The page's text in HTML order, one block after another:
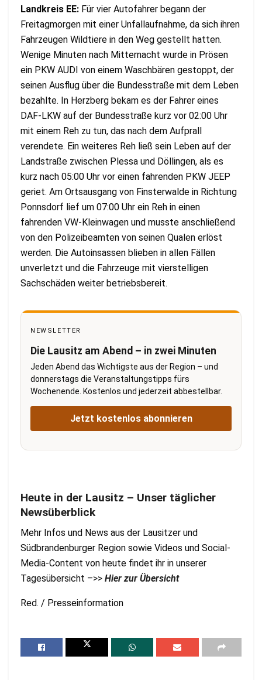
Landkreis EE: Für vier Autofahrer begann der
Freitagmorgen mit einer Unfallaufnahme, da sich ihren
Fahrzeugen Wildtiere in den Weg gestellt hatten.
Wenige Minuten nach Mitternacht wurde in Prösen
ein PKW AUDI von einem Waschbären gestoppt, der
seinen Ausflug über die Bundesstraße mit dem Leben
bezahlte. In Herzberg bekam es der Fahrer eines
DAF-LKW auf der Bundesstraße kurz vor 02:00 Uhr
mit einem Reh zu tun, das nach dem Aufprall
verendete. Ein weiteres Reh ließ sein Leben auf der
Landstraße zwischen Plessa und Döllingen, als es
kurz nach 05:00 Uhr vor einen fahrenden PKW JEEP
geriet. Am Ortsausgang von Finsterwalde in Richtung
Ponnsdorf lief um 07:00 Uhr ein Reh in einen
fahrenden VW-Kleinwagen und musste anschließend
von den Polizeibeamten von seinen Qualen erlöst
werden. Die Autoinsassen blieben in allen Fällen
unverletzt und die Fahrzeuge mit vierstelligen
Sachschäden weiter betriebsbereit.
NEWSLETTER
Die Lausitz am Abend – in zwei Minuten
Jeden Abend das Wichtigste aus der Region – und
donnerstags die Veranstaltungstipps fürs
Wochenende. Kostenlos und jederzeit abbestellbar.
Jetzt kostenlos abonnieren
Heute in der Lausitz – Unser täglicher
Newsüberblick
Mehr Infos und News aus der Lausitzer und
Südbrandenburger Region sowie Videos und Social-
Media-Content von heute findet ihr in unserer
Tagesübersicht –>> Hier zur Übersicht
Red. / Presseinformation